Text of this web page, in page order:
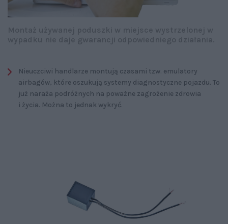
Nieuczciwi handlarze montują czasami tzw. emulatory
airbagów, które oszukują systemy diagnostyczne pojazdu. To
już naraża podróżnych na poważne zagrożenie zdrowia
i życia. Można to jednak wykryć.